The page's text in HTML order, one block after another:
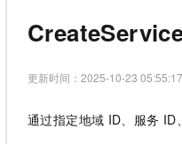
更新时间： 2025-10-23 05:55:17
通过指定地域 ID、服务 ID
多元化、高性能、安全可靠的大模型
无影云电脑
随时随地安全接入的云上超级电脑
HappyHorse 打造一站式影视创作
推荐新用户得奖励，单订单最高返9万
云工开物
高校专属算力普惠，学生认证享
云上成本管理
管理和优化成本
多端小程序
观测云
咨询伙伴
销售伙伴合作计划
无影生态合作计划
自助服务
在线服务
技术领先
分析师报告